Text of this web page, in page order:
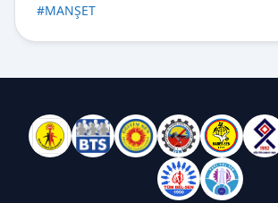
#MANŞET